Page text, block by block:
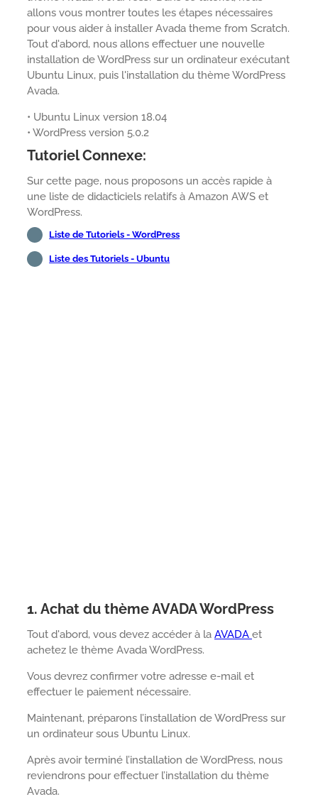
allons vous montrer toutes les étapes nécessaires
pour vous aider à installer Avada theme from Scratch.
Tout d'abord, nous allons effectuer une nouvelle
installation de WordPress sur un ordinateur exécutant
Ubuntu Linux, puis l'installation du thème WordPress
Avada.
• Ubuntu Linux version 18.04
• WordPress version 5.0.2
Tutoriel Connexe:
Sur cette page, nous proposons un accès rapide à
une liste de didacticiels relatifs à Amazon AWS et
WordPress.
Liste de Tutoriels - WordPress
Liste des Tutoriels - Ubuntu
1. Achat du thème AVADA WordPress
Tout d'abord, vous devez accéder à la AVADA et
achetez le thème Avada WordPress.
Vous devrez confirmer votre adresse e-mail et
effectuer le paiement nécessaire.
Maintenant, préparons l’installation de WordPress sur
un ordinateur sous Ubuntu Linux.
Après avoir terminé l’installation de WordPress, nous
reviendrons pour effectuer l’installation du thème
Avada.